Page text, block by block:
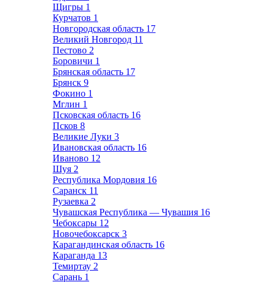
Щигры 1
Курчатов 1
Новгородская область 17
Великий Новгород 11
Пестово 2
Боровичи 1
Брянская область 17
Брянск 9
Фокино 1
Мглин 1
Псковская область 16
Псков 8
Великие Луки 3
Ивановская область 16
Иваново 12
Шуя 2
Республика Мордовия 16
Саранск 11
Рузаевка 2
Чувашская Республика — Чувашия 16
Чебоксары 12
Новочебоксарск 3
Карагандинская область 16
Караганда 13
Темиртау 2
Сарань 1